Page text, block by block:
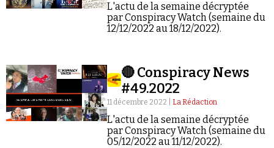
L'actu de la semaine décryptée
par Conspiracy Watch (semaine du
12/12/2022 au 18/12/2022).
🔴 Conspiracy News
#49.2022
11 décembre 2022 | La Rédaction
L'actu de la semaine décryptée
par Conspiracy Watch (semaine du
05/12/2022 au 11/12/2022).